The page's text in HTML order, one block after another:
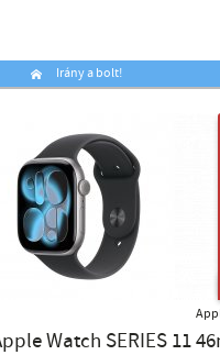
Irány a bolt!
Watch SERIES 11